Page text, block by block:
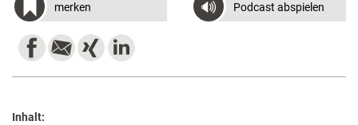
merken Podcast abspielen
Inhalt: